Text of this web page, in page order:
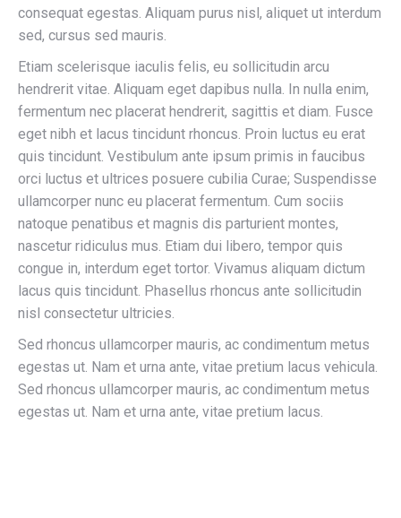
consequat egestas. Aliquam purus nisl, aliquet ut interdum
sed, cursus sed mauris.
Etiam scelerisque iaculis felis, eu sollicitudin arcu
hendrerit vitae. Aliquam eget dapibus nulla. In nulla enim,
fermentum nec placerat hendrerit, sagittis et diam. Fusce
eget nibh et lacus tincidunt rhoncus. Proin luctus eu erat
quis tincidunt. Vestibulum ante ipsum primis in faucibus
orci luctus et ultrices posuere cubilia Curae; Suspendisse
ullamcorper nunc eu placerat fermentum. Cum sociis
natoque penatibus et magnis dis parturient montes,
nascetur ridiculus mus. Etiam dui libero, tempor quis
congue in, interdum eget tortor. Vivamus aliquam dictum
lacus quis tincidunt. Phasellus rhoncus ante sollicitudin
nisl consectetur ultricies.
Sed rhoncus ullamcorper mauris, ac condimentum metus
egestas ut. Nam et urna ante, vitae pretium lacus vehicula.
Sed rhoncus ullamcorper mauris, ac condimentum metus
egestas ut. Nam et urna ante, vitae pretium lacus.